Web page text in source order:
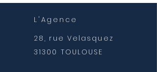
L'Agence
28, rue Velasquez
31300 TOULOUSE